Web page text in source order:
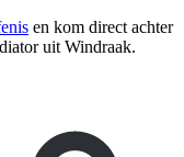
en kom direct achter
uit Windraak.